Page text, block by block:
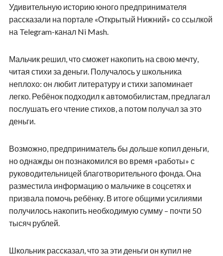
Удивительную историю юного предпринимателя
рассказали на портале «Открытый Нижний» со ссылкой
на Telegram-канал Ni Mash.
Мальчик решил, что сможет накопить на свою мечту,
читая стихи за деньги. Получалось у школьника
неплохо: он любит литературу и стихи запоминает
легко. Ребёнок подходил к автомобилистам, предлагал
послушать его чтение стихов, а потом получал за это
деньги.
Возможно, предприниматель бы дольше копил деньги,
но однажды он познакомился во время «работы» с
руководительницей благотворительного фонда. Она
разместила информацию о мальчике в соцсетях и
призвала помочь ребёнку. В итоге общими усилиями
получилось накопить необходимую сумму – почти 50
тысяч рублей.
Школьник рассказал, что за эти деньги он купил не